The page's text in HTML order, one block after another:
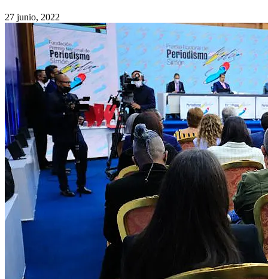
27 junio, 2022